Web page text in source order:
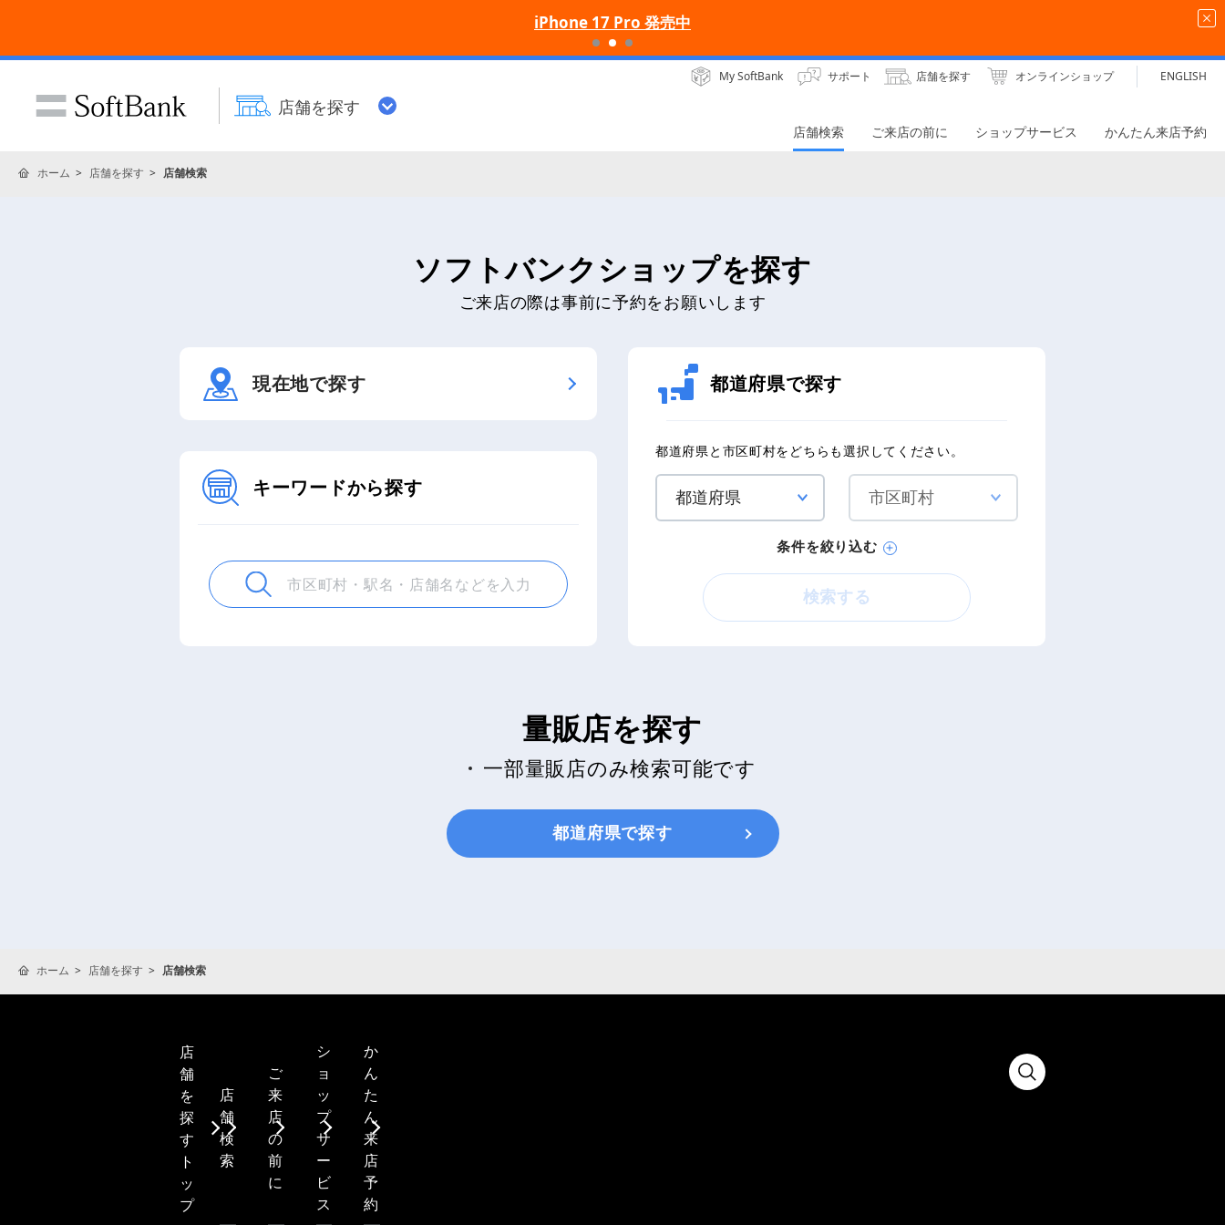
iPhone 17 Pro 発売中
店舗を探す
My SoftBank サポート 店舗を探す オンラインショップ ENGLISH
店舗検索 ご来店の前に ショップサービス かんたん来店予約
ホーム 店舗を探す 店舗検索
ソフトバンクショップを探す
ご来店の際は事前に予約をお願いします
現在地で探す 都道府県で探す
都道府県と市区町村をどちらも選択してください。
条件を絞り込む
検索する
キーワードから探す
量販店を探す
一部量販店のみ検索可能です
都道府県で探す
ホーム 店舗を探す 店舗検索
店
舗
を
探
す
ト
ッ
プ
店
舗
検
索
ご
来
店
の
前
に
シ
ョ
ッ
プ
サ
ー
ビ
ス
か
ん
た
ん
来
店
予
約